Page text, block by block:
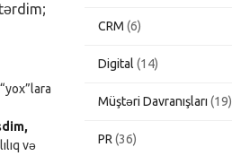
və
CRM (6)
Digital (14)
Müştəri Davranışları (19)
PR (36)